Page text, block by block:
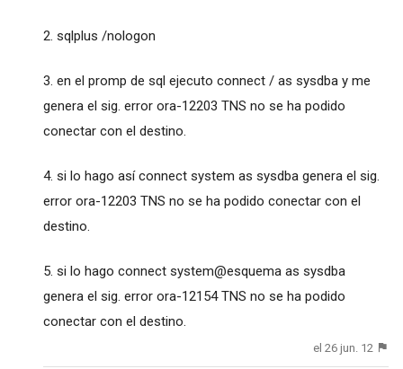
2. sqlplus /nologon
3. en el promp de sql ejecuto connect / as sysdba y me
genera el sig. error ora-12203 TNS no se ha podido
conectar con el destino.
4. si lo hago así connect system as sysdba genera el sig.
error ora-12203 TNS no se ha podido conectar con el
destino.
5. si lo hago connect system@esquema as sysdba
genera el sig. error ora-12154 TNS no se ha podido
conectar con el destino.
el 26 jun. 12